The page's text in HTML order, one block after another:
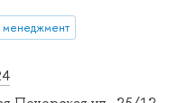
менеджмент